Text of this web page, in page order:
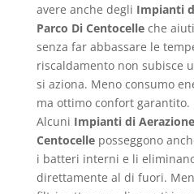
avere anche degli Impianti
Parco Di Centocelleche
senza far abbassare le
riscaldamento non subisce
si aziona. Meno consumo
ma ottimo confort garantito.
Alcuni Impianti di
Centocelleposseggono
i batteri interni e li
direttamente al di fuori.